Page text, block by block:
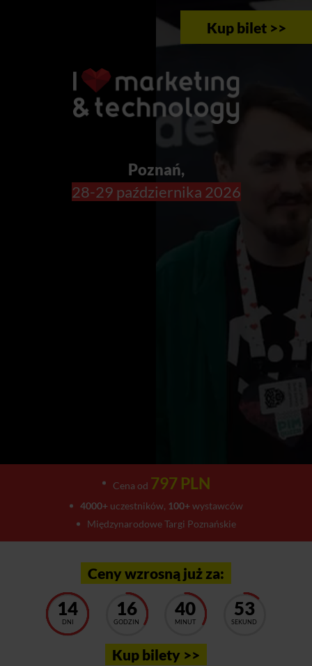
Kup bilet >>
Poznań,
28-29 października 2026
Cena od 797 PLN
4000+uczestników, 100+wystawców
Międzynarodowe Targi Poznańskie
Ceny wzrosną już za:
14
DNI
16
GODZIN
40
MINUT
50
SEKUND
Kup bilety >>